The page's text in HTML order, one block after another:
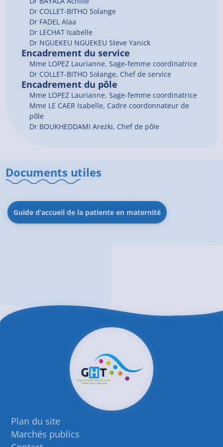
Dr COLLET-BITHO Solange
Dr FADEL Alaa
Dr LECHAT Isabelle
Dr NGUEKEU NGUEKEU Steve Yanick
Encadrement du service
Mme LOPEZ Laurianne, Sage-femme coordinatrice
Dr COLLET-BITHO Solange, Chef de service
Encadrement du pôle
Mme LOPEZ Laurianne, Sage-femme coordinatrice
Mme LE CAER Isabelle, Cadre coordonnateur de
pôle
Dr BOUKHEDDAMI Arezki, Chef de pôle
Documents utiles
Guide d’accueil de la patiente en maternité
Plan du site
Marchés publics